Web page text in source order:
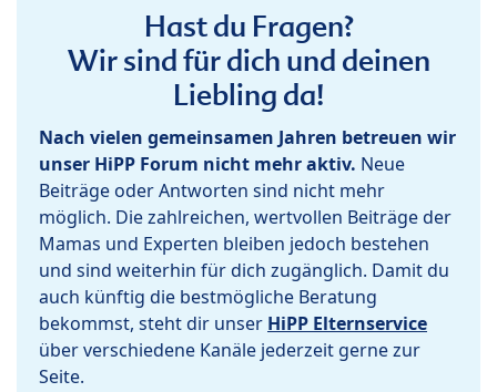
Hast du Fragen?
Wir sind für dich und deinen
Liebling da!
Nach vielen gemeinsamen Jahren betreuen wir
unser HiPP Forum nicht mehr aktiv. Neue
Beiträge oder Antworten sind nicht mehr
möglich. Die zahlreichen, wertvollen Beiträge der
Mamas und Experten bleiben jedoch bestehen
und sind weiterhin für dich zugänglich. Damit du
auch künftig die bestmögliche Beratung
bekommst, steht dir unser HiPP Elternservice
über verschiedene Kanäle jederzeit gerne zur
Seite.